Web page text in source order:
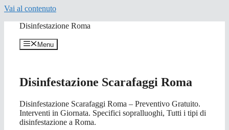
Vai al contenuto
Disinfestazione Roma
Menu
Disinfestazione Scarafaggi Roma
Disinfestazione Scarafaggi Roma – Preventivo Gratuito.
Interventi in Giornata. Specifici sopralluoghi, Tutti i tipi di
disinfestazione a Roma.